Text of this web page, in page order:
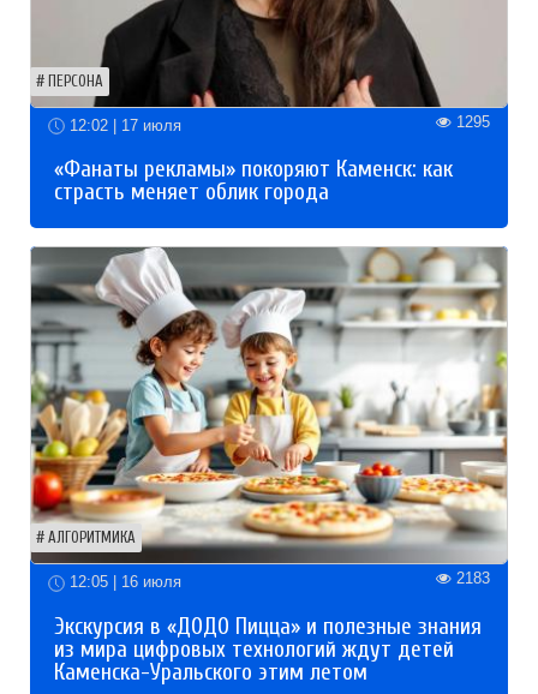
ПЕРСОНА
12:02 | 17 июля 1295
«Фанаты рекламы» покоряют Каменск: как
страсть меняет облик города
АЛГОРИТМИКА
12:05 | 16 июля 2183
Экскурсия в «ДОДО Пицца» и полезные знания
из мира цифровых технологий ждут детей
Каменска-Уральского этим летом